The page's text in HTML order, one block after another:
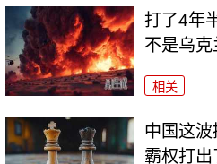
打了4年
不是乌克
相关
中国这
霸权打